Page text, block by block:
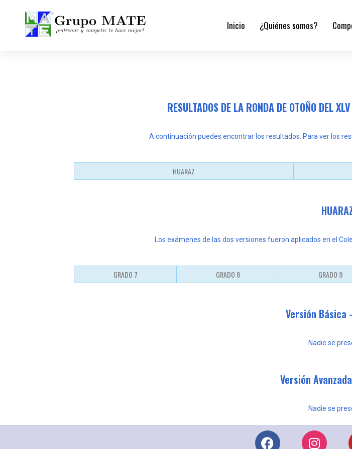
Inicio ¿Quiénes somos?
RESULTADOS DE LA RONDA DE OTOÑO DEL
A continuación puedes encontrar los resultados. Para ver los
HUARAZ
Los exámenes de las dos versiones fueron aplicados en el
GRADO 7 GRADO 8 GRADO 9
Versión Básica
Nadie se
Versión
Nadie se